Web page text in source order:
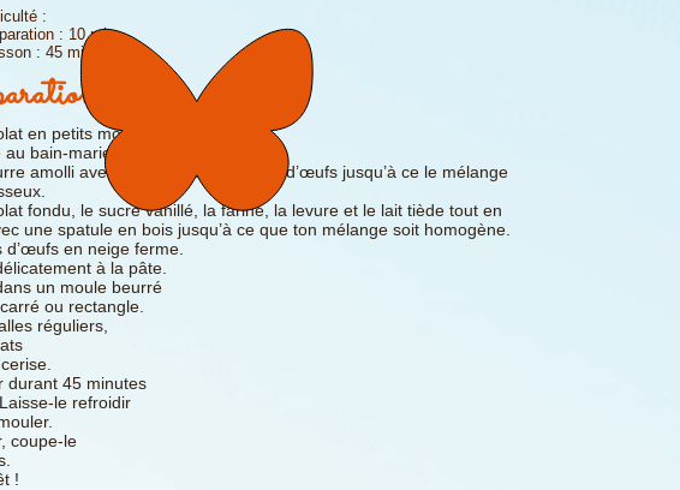
en petits morceaux.
bain-marie ou au micro-onde.
amolli avec le sucre et les jaunes d’œufs jusqu’à ce le mélange
fondu, le sucre vanillé, la farine, la levure et le lait tiède tout en
une spatule en bois jusqu’à ce que ton mélange soit homogène.
d’œufs en neige ferme.
à la pâte.
un moule beurré
ou rectangle.
réguliers,
durant 45 minutes
Laisse-le refroidir
coupe-le
!
:
: 10 min
: 45 min